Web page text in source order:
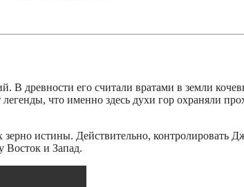
В древности его считали вратами в земли
что именно здесь духи гор охраняли
истины. Действительно, контролировать
Восток и Запад.